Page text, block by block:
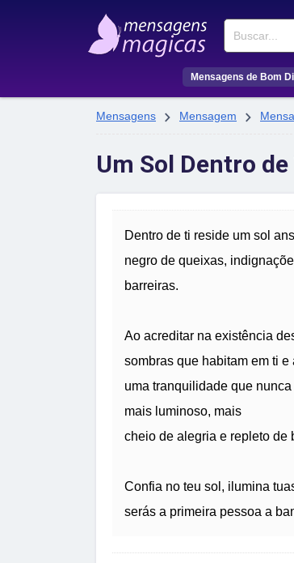
Buscar
Mensagens de Bom
Mensagens  Mensagem 
Um Sol Dentro
Dentro de ti reside um sol
negro de queixas,
barreiras.
Ao acreditar na existência
sombras que habitam em ti
uma tranquilidade que
mais luminoso, mais
cheio de alegria e repleto de
Confia no teu sol, ilumina
serás a primeira pessoa a